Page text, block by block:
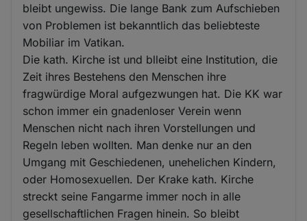
bleibt ungewiss. Die lange Bank zum Aufschieben
von Problemen ist bekanntlich das beliebteste
Mobiliar im Vatikan.
Die kath. Kirche ist und blleibt eine Institution, die
Zeit ihres Bestehens den Menschen ihre
fragwürdige Moral aufgezwungen hat. Die KK war
schon immer ein gnadenloser Verein wenn
Menschen nicht nach ihren Vorstellungen und
Regeln leben wollten. Man denke nur an den
Umgang mit Geschiedenen, unehelichen Kindern,
oder Homosexuellen. Der Krake kath. Kirche
streckt seine Fangarme immer noch in alle
gesellschaftlichen Fragen hinein. So bleibt